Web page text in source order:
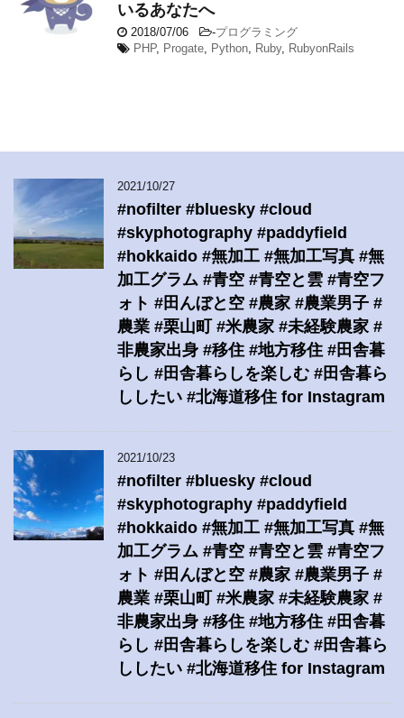
いるあなたへ
2018/07/06 -プログラミング
PHP, Progate, Python, Ruby, RubyonRails
2021/10/27
#nofilter #bluesky #cloud
#skyphotography #paddyfield
#hokkaido #無加工 #無加工写真 #無
加工グラム #青空 #青空と雲 #青空フ
ォト #田んぼと空 #農家 #農業男子 #
農業 #栗山町 #米農家 #未経験農家 #
非農家出身 #移住 #地方移住 #田舎暮
らし #田舎暮らしを楽しむ #田舎暮ら
ししたい #北海道移住 for Instagram
2021/10/23
#nofilter #bluesky #cloud
#skyphotography #paddyfield
#hokkaido #無加工 #無加工写真 #無
加工グラム #青空 #青空と雲 #青空フ
ォト #田んぼと空 #農家 #農業男子 #
農業 #栗山町 #米農家 #未経験農家 #
非農家出身 #移住 #地方移住 #田舎暮
らし #田舎暮らしを楽しむ #田舎暮ら
ししたい #北海道移住 for Instagram